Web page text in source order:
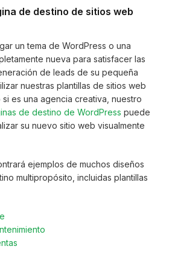
de destino de sitios web
un tema de WordPress o una
nueva para satisfacer las
de leads de su pequeña
nuestras plantillas de sitios web
es una agencia creativa, nuestro
de destino de WordPress puede
su nuevo sitio web visualmente
ejemplos de muchos diseños
multipropósito, incluidas plantillas